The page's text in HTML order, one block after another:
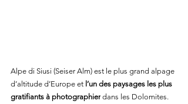
Alpe di Siusi (Seiser Alm) est le plus grand alpage
d’altitude d’Europe et l’un des paysages les plus
gratifiants à photographier dans les Dolomites.